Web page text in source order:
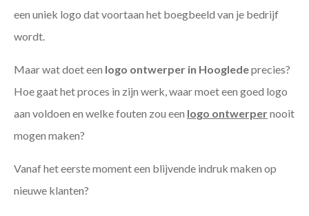
een uniek logo dat voortaan het boegbeeld van je bedrijf
wordt.
Maar wat doet een logo ontwerper in Hoogledeprecies?
Hoe gaat het proces in zijn werk, waar moet een goed logo
aan voldoen en welke fouten zou een logo ontwerpernooit
mogen maken?
Vanaf het eerste moment een blijvende indruk maken op
nieuwe klanten?